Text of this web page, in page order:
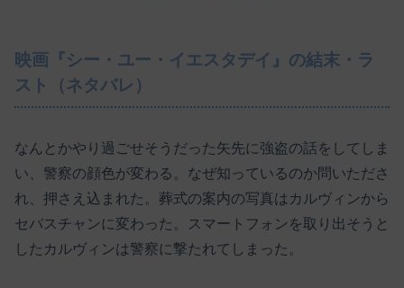
映画『シー・ユー・イエスタデイ』の結末・ラ
スト（ネタバレ）
なんとかやり過ごせそうだった矢先に強盗の話をしてしま
い、警察の顔色が変わる。なぜ知っているのか問いたださ
れ、押さえ込まれた。葬式の案内の写真はカルヴィンから
セバスチャンに変わった。スマートフォンを取り出そうと
したカルヴィンは警察に撃たれてしまった。